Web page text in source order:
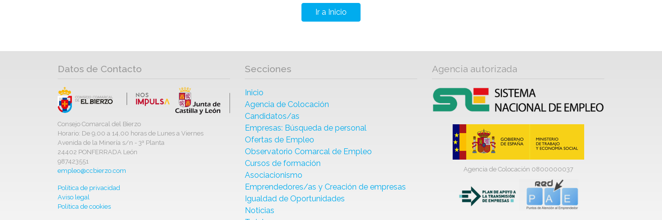
Ir a Inicio
Datos de Contacto
Consejo Comarcal del Bierzo
Horario: De 9,00 a 14,00 horas de Lunes a Viernes
Avenida de la Minería s/n - 3ª Planta
24402 PONFERRADA León
987423551
empleo@ccbierzo.com
Política de privacidad
Aviso legal
Política de cookies
Secciones
Inicio
Agencia de Colocación
Candidatos/as
Empresas: Búsqueda de personal
Ofertas de Empleo
Observatorio Comarcal de Empleo
Cursos de formación
Asociacionismo
Emprendedores/as y Creación de empresas
Igualdad de Oportunidades
Noticias
Agencia autorizada
Agencia de Colocación 0800000037